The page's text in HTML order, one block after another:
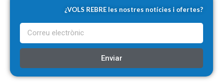
¿VOLS REBRE les nostres notícies i ofertes?
Enviar